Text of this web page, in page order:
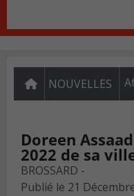
NOUVELLES
Doreen
2022 de sa
BROSSARD -
Publié le 21